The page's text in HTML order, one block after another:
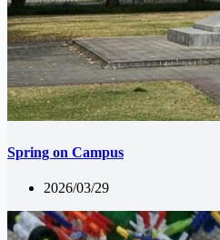
Spring on Campus
2026/03/29